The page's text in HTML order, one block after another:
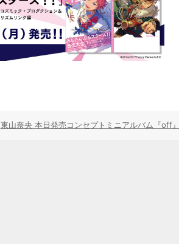
東山奈央 本日発売コンセプトミニアルバム『off